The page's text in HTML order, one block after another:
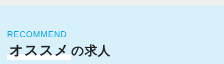
RECOMMEND
オススメ の求人